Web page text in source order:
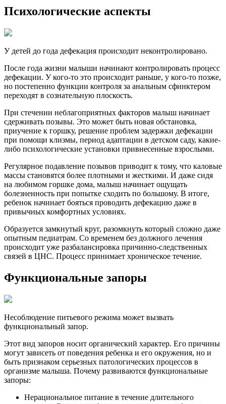
Психологические аспекты
У детей до года дефекация происходит неконтролировано.
После года жизни малыши начинают контролировать процесс
дефекации. У кого-то это происходит раньше, у кого-то позже,
но постепенно функции контроля за анальным сфинктером
переходят в сознательную плоскость.
При стечении неблагоприятных факторов малыш начинает
сдерживать позывы. Это может быть новая обстановка,
приучение к горшку, решение проблем задержки дефекации
при помощи клизмы, период адаптации в детском саду, какие-
либо психологические установки привнесенные взрослыми.
Регулярное подавление позывов приводит к тому, что каловые
массы становятся более плотными и жесткими. И даже сидя
на любимом горшке дома, малыш начинает ощущать
болезненность при попытке сходить по большому. В итоге,
ребенок начинает бояться проводить дефекацию даже в
привычных комфортных условиях.
Образуется замкнутый круг, разомкнуть который сложно даже
опытным педиатрам. Со временем без должного лечения
происходит уже разбалансировка причинно-следственных
связей в ЦНС. Процесс принимает хроническое течение.
Функциональные запоры
Несоблюдение питьевого режима может вызвать
функциональный запор.
Этот вид запоров носит органический характер. Его причины
могут зависеть от поведения ребенка и его окружения, но и
быть признаком серьезных патологических процессов в
организме малыша. Почему развиваются функциональные
запоры:
Нерациональное питание в течение длительного